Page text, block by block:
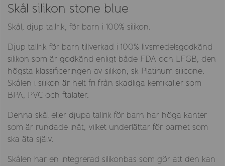
Skål silikon stone blue
Skål, djup tallrik, för barn i 100% silikon.
Djup tallrik för barn tillverkad i 100% livsmedelsgodkänd
silikon som är godkänd enligt både FDA och LFGB, den
högsta klassificeringen av silikon, sk Platinum silicone.
Skålen i silikon är helt fri från skadliga kemikalier som
BPA, PVC och ftalater.
Denna skål eller djupa tallrik för barn har höga kanter
som är rundade inåt, vilket underlättar för barnet som
ska äta själv.
Skålen har en integrerad silikonbas som gör att den kan